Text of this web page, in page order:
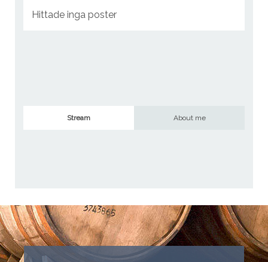
Hittade inga poster
Stream About me